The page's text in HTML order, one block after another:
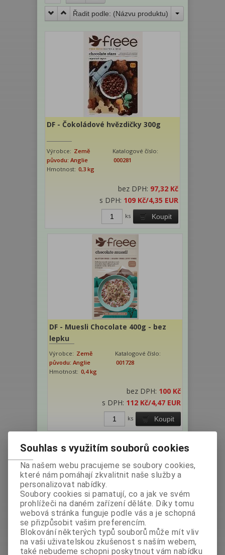
Řadit podle: (Názvu produktu)
DF - Čokoládové hvězdičky 300g
Výrobce: Země
původu: Anglie
Katalogové číslo:
000281
Hmotnost: 0,3 kg
bez DPH: 97,32 Kč
s DPH: 109 Kč/4,35 EUR
Koupit
ks
DF - Muesli Chocolate 400g - bez
lepku
Výrobce: Země
původu: Anglie
Katalogové číslo:
001728
Hmotnost: 0,4 kg
bez DPH: 100 Kč
s DPH: 112 Kč/4,47 EUR
Koupit
ks
DF - Muesli Swiss style 400g - bez
lepku
Souhlas s využitím souborů cookies
Na našem webu pracujeme se soubory cookies,
které nám pomáhají zkvalitnit naše služby a
personalizovat nabídky.
Soubory cookies si pamatují, co a jak ve svém
prohlížeči na daném zařízení děláte. Díky tomu
webová stránka funguje podle vás a je schopná
se přizpůsobit vašim preferencím.
Blokování některých typů souborů může mít vliv
na vaši uživatelskou zkušenost s naším webem,
také nebudeme schopni poskytnout vám nabídku